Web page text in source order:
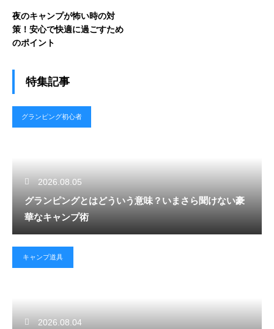
夜のキャンプが怖い時の対
策！安心で快適に過ごすため
のポイント
特集記事
グランピング初心者
2026.08.05
グランピングとはどういう意味？いまさら聞けない豪
華なキャンプ術
キャンプ道具
2026.08.04